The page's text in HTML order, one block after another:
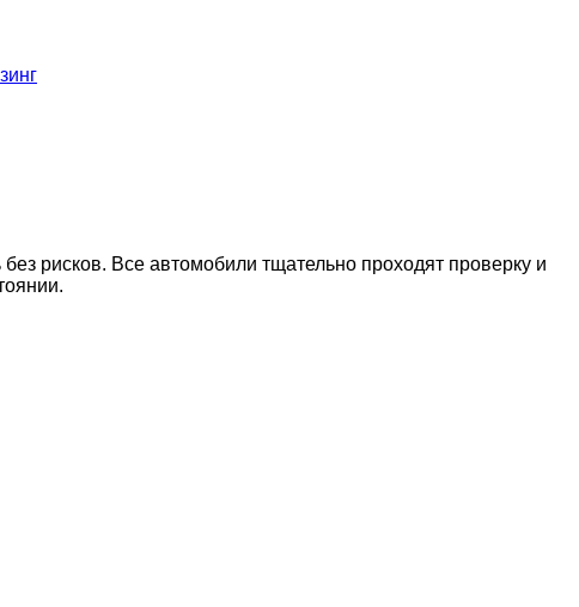
рисков. Все автомобили тщательно проходят проверку и